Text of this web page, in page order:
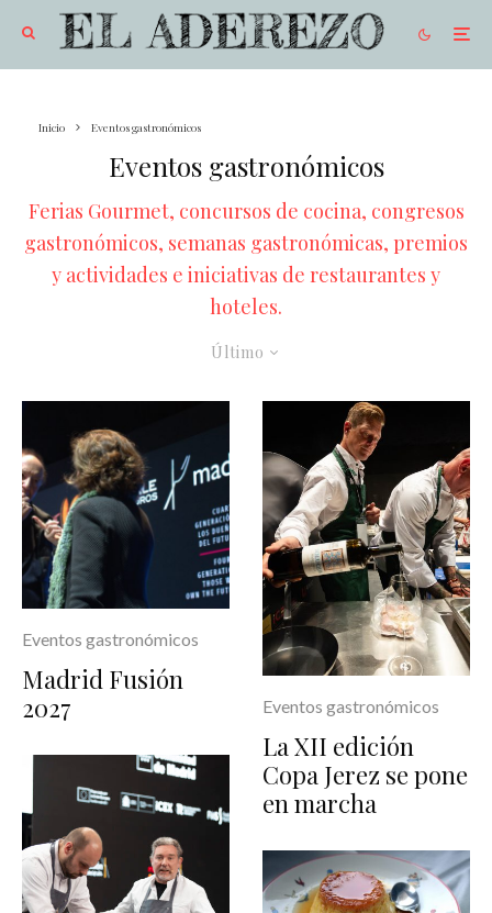
Inicio Eventos gastronómicos
Eventos gastronómicos
Ferias Gourmet, concursos de cocina, congresos
gastronómicos, semanas gastronómicas, premios
y actividades e iniciativas de restaurantes y
hoteles.
Último
Eventos gastronómicos
Madrid Fusión
2027
Eventos gastronómicos
La XII edición
Copa Jerez se pone
en marcha